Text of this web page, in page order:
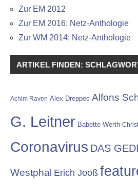
Zur EM 2012
Zur EM 2016: Netz-Anthologie
Zur WM 2014: Netz-Anthologie
ARTIKEL FINDEN:
Achim Raven Alex Dreppec Alfons
G. Leitner Babette Werth
Coronavirus DAS
Westphal Erich Jooß